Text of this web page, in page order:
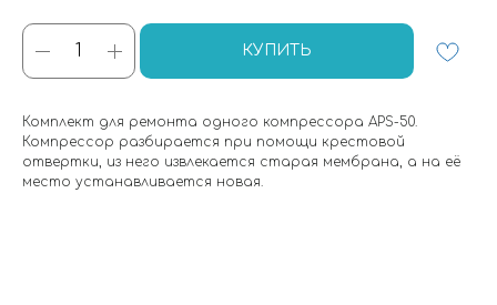
КУПИТЬ
Комплект для ремонта одного компрессора APS-50.
Компрессор разбирается при помощи крестовой
отвертки, из него извлекается старая мембрана, а на её
место устанавливается новая.